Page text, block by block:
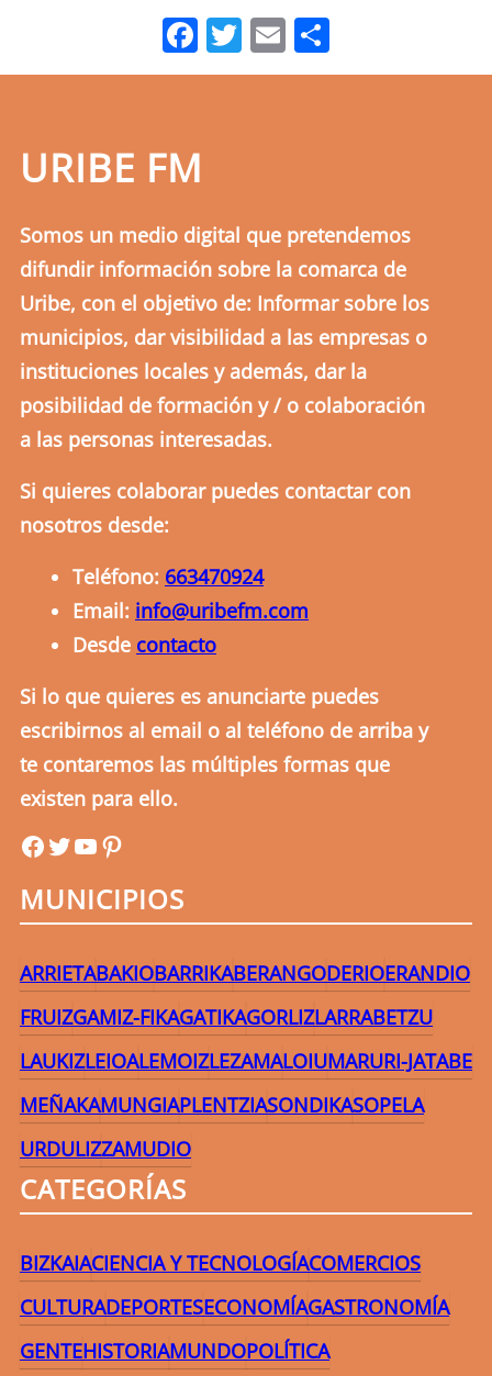
Facebook
Twitter
Email
URIBE FM
Somos un medio digital que pretendemos
difundir información sobre la comarca de
Uribe, con el objetivo de: Informar sobre los
municipios, dar visibilidad a las empresas o
instituciones locales y además, dar la
posibilidad de formación y / o colaboración
a las personas interesadas.
Si quieres colaborar puedes contactar con
nosotros desde:
Teléfono: 663470924
Email: info@uribefm.com
Desde contacto
Si lo que quieres es anunciarte puedes
escribirnos al email o al teléfono de arriba y
te contaremos las múltiples formas que
existen para ello.
uribefmuribefmYouTube Pinterest
MUNICIPIOS
ARRIETABAKIOBARRIKABERANGODERIOERANDIO
FRUIZGAMIZ-FIKAGATIKAGORLIZLARRABETZU
LAUKIZLEIOALEMOIZLEZAMALOIUMARURI-JATABE
MEÑAKAMUNGIAPLENTZIASONDIKASOPELA
URDULIZZAMUDIO
CATEGORÍAS
BIZKAIACIENCIA Y TECNOLOGÍACOMERCIOS
CULTURADEPORTESECONOMÍAGASTRONOMÍA
GENTEHISTORIAMUNDOPOLÍTICA